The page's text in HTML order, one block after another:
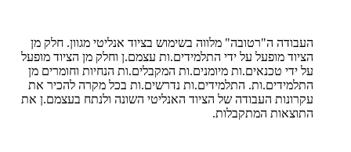
העבודה ה"רטובה" מלווה בשימוש בציוד אנליטי מגוון. חלק מן
הציוד מופעל על ידי התלמידים.ות עצמם.ן וחלק מן הציוד מופעל
על ידי טכנאים.ות מיומנים.ות המקבלים.ות הנחיות וחומרים מן
התלמידים.ות. התלמידים.ות נדרשים.ות בכל מקרה להכיר את
עקרונות העבודה של הציוד האנליטי השונה ולנתח בעצמם.ן את
התוצאות המתקבלות.